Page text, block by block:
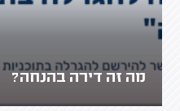
מה זה דירה בהנחה?